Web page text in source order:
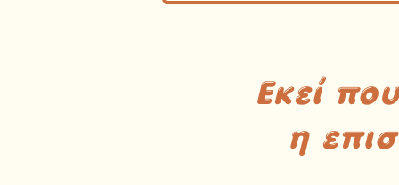
Εκεί
η